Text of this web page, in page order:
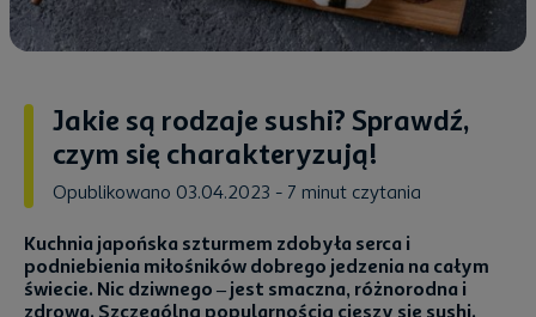
Jakie są rodzaje sushi? Sprawdź,
czym się charakteryzują!
Opublikowano 03.04.2023 - 7 minut czytania
Kuchnia japońska szturmem zdobyła serca i
podniebienia miłośników dobrego jedzenia na całym
świecie. Nic dziwnego – jest smaczna, różnorodna i
zdrowa. Szczególną popularnością cieszy się sushi.